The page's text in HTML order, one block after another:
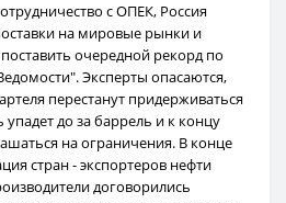
с ОПЕК, Россия
на мировые рынки и
очередной рекорд по
Эксперты опасаются,
перестанут придерживаться
упадет до за баррель и к концу
на ограничения. В конце
стран - экспортеров нефти
договорились